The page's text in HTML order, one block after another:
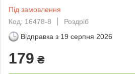
Під замовлення
Код: 16478-8
Роздріб
Відправка з 19 серпня 2026
179 ₴